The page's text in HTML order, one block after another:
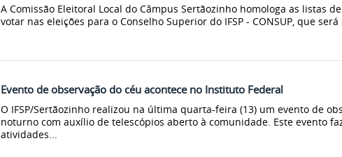
A Comissão Eleitoral Local do Câmpus Sertãozinho homologa as listas
votar nas eleições para o Conselho Superior do IFSP - CONSUP, que
Evento de observação do céu acontece no Instituto Federal
O IFSP/Sertãozinho realizou na última quarta-feira (13) um evento de
noturno com auxílio de telescópios aberto à comunidade. Este evento
atividades...